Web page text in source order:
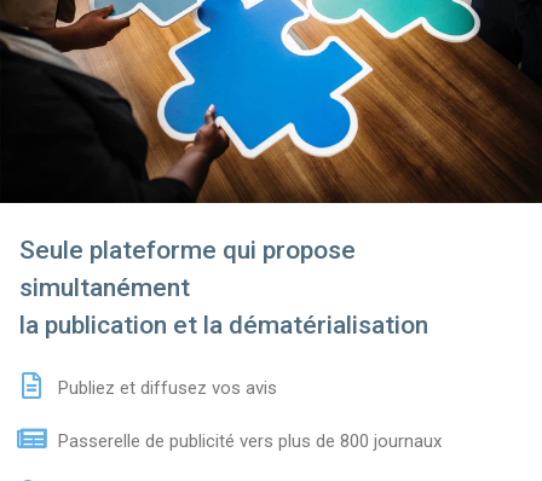
Seule plateforme qui propose
simultanément
la publication et la dématérialisation
Publiez et diffusez vos avis
Passerelle de publicité vers plus de 800 journaux